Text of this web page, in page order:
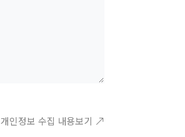
개인정보 수집 내용보기